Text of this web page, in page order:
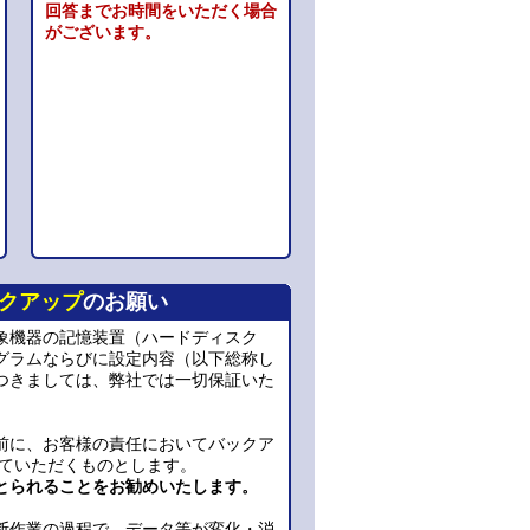
回答までお時間をいただく場合
がございます。
アップのお願い
器の記憶装置（ハードディスク
ムならびに設定内容（以下総称し
きましては、弊社では一切保証いた
に、お客様の責任においてバックア
いただくものとします。
れることをお勧めいたします。